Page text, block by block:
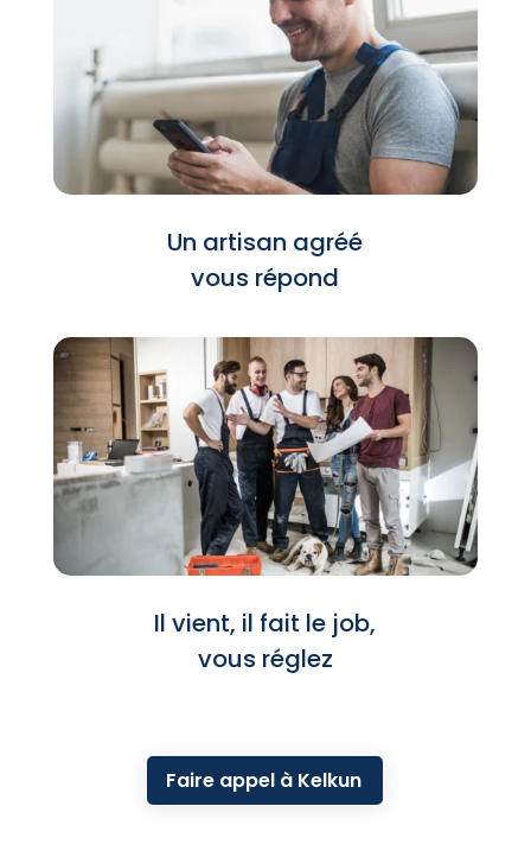
Un artisan agréé
vous répond
Il vient, il fait le job,
vous réglez
Faire appel à Kelkun